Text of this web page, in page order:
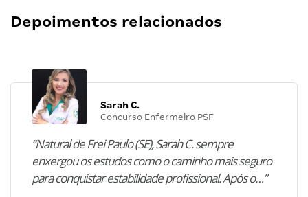
Depoimentos relacionados
Sarah C.
Concurso Enfermeiro PSF
“Natural de Frei Paulo (SE), Sarah C. sempre
enxergou os estudos como o caminho mais seguro
para conquistar estabilidade profissional. Após o…”